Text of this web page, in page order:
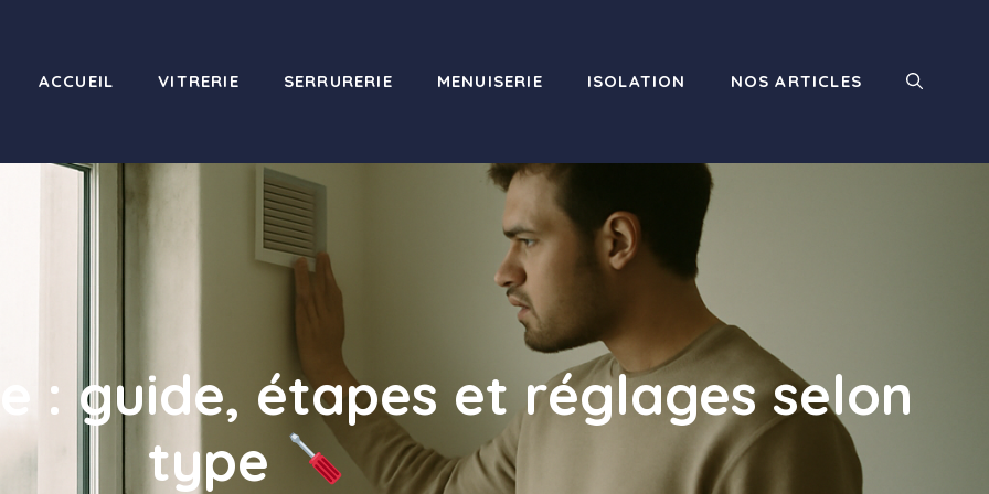
ACCUEIL VITRERIE SERRURERIE MENUISERIE ISOLATION NOS ARTICLES
: guide, étapes et réglages selon
type